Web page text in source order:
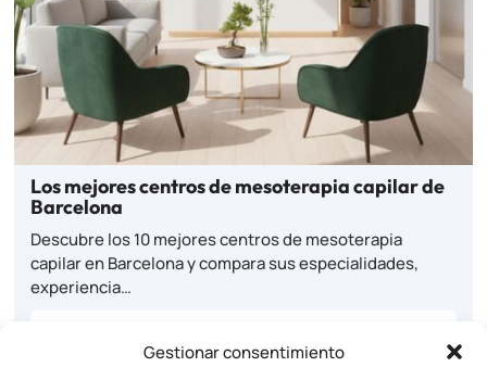
Gestionar consentimiento
Los mejores centros de mesoterapia capilar de
Barcelona
Descubre los 10 mejores centros de mesoterapia
capilar en Barcelona y compara sus especialidades,
experiencia…